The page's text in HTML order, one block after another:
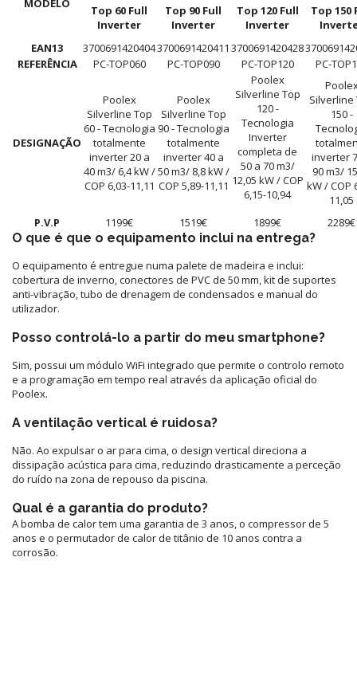
MODELO
Top 60 Full
Inverter
Top 90 Full
Inverter
Top 120 Full
Inverter
Top 150
EAN13
37006914204043700691420411 3700691420428
REFERÊNCIA
PC-TOP060 PC-TOP090 PC-TOP120 PC-
DESIGNAÇÃO
Poolex
Silverline Top
60 - Tecnologia
totalmente
inverter 20 a
40 m3/ 6,4 kW /
COP 6,03-11,11
Poolex
Silverline Top
90 - Tecnologia
totalmente
inverter 40 a
50 m3/ 8,8 kW /
COP 5,89-11,11
Poolex
Silverline Top
120 -
Tecnologia
Inverter
completa de
50 a 70 m3/
12,05 kW / COP
6,15-10,94
Silverline
150 -
inverter
90 m3/
kW / COP
11,05
P.V.P
1199€ 1519€ 1899€ 2289€
O que é que o equipamento inclui na entrega?
O equipamento é entregue numa palete de madeira e inclui:
cobertura de inverno, conectores de PVC de 50 mm, kit de suportes
anti-vibração, tubo de drenagem de condensados e manual do
utilizador.
Posso controlá-lo a partir do meu smartphone?
Sim, possui um módulo WiFi integrado que permite o controlo remoto
e a programação em tempo real através da aplicação oficial do
Poolex.
A ventilação vertical é ruidosa?
Não. Ao expulsar o ar para cima, o design vertical direciona a
dissipação acústica para cima, reduzindo drasticamente a perceção
do ruído na zona de repouso da piscina.
Qual é a garantia do produto?
A bomba de calor tem uma garantia de 3 anos, o compressor de 5
anos e o permutador de calor de titânio de 10 anos contra a
corrosão.